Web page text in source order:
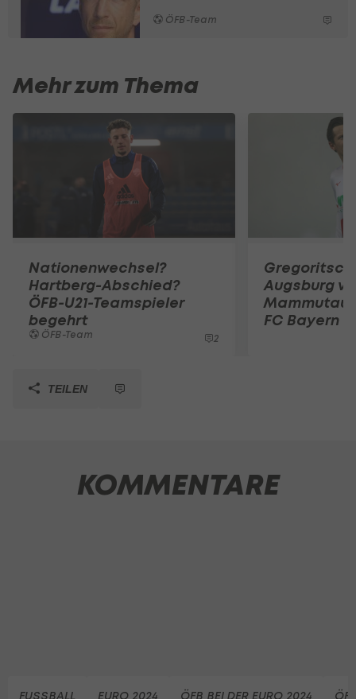
ÖFB-Team
Mehr zum Thema
Nationenwechsel?
Hartberg-Abschied?
ÖFB-U21-Teamspieler
begehrt
ÖFB-Team 2
Gregoritsch
Augsburg
FC Bayern
TEILEN
KOMMENTARE
FUSSBALL EURO 2024 ÖFB BEI DER EURO 2024